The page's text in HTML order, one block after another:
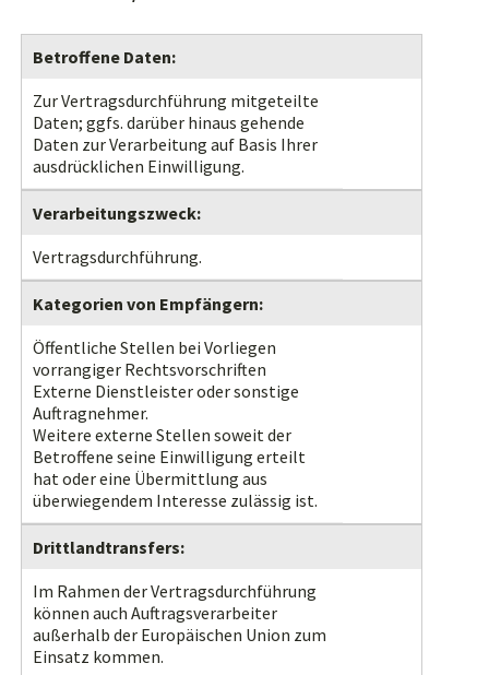
Betroffene Daten:
Zur Vertragsdurchführung mitgeteilte
Daten; ggfs. darüber hinaus gehende
Daten zur Verarbeitung auf Basis Ihrer
ausdrücklichen Einwilligung.
Verarbeitungszweck:
Vertragsdurchführung.
Kategorien von Empfängern:
Öffentliche Stellen bei Vorliegen
vorrangiger Rechtsvorschriften
Externe Dienstleister oder sonstige
Auftragnehmer.
Weitere externe Stellen soweit der
Betroffene seine Einwilligung erteilt
hat oder eine Übermittlung aus
überwiegendem Interesse zulässig ist.
Drittlandtransfers:
Im Rahmen der Vertragsdurchführung
können auch Auftragsverarbeiter
außerhalb der Europäischen Union zum
Einsatz kommen.